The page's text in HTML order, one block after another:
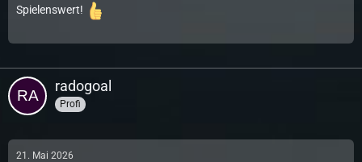
Spielenswert!
radogoal
Profi
21. Mai 2026